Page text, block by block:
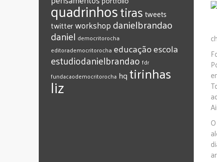
quadrinhostirastweets
twitterworkshop‎danielbrandao‬
‎daniel‬ ‎democritorocha
‎editorademocritorocha ‎educação‎escola
‎estudiodanielbrandao ‎fdr
‎fundacaodemocritorocha ‎hq ‎tirinhas
‪‎liz